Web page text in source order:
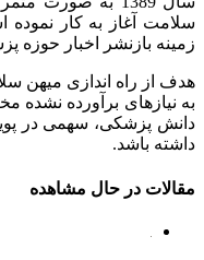
سلامت آغاز به کار
زمینه بازنشر اخبار حوزه
هدف از راه اندازی میهن
به نیازهای برآورده نشده
دانش پزشکی، سهمی در
داشته باشد.
مقالات در حال مشاهده